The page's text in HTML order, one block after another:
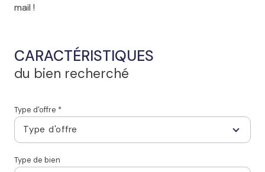
mail !
CARACTÉRISTIQUES
du bien recherché
Type d'offre *
Type d'offre
Type de bien